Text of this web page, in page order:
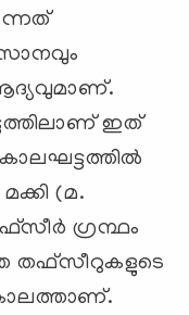
ഇത്‌
(മ.
ഗ്രന്ഥം
തഫ്‌സീറുകളുടെ